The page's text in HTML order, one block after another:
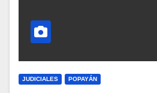
JUDICIALES POPAYÁN